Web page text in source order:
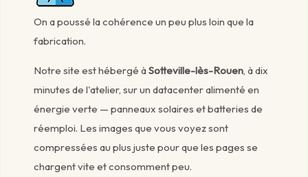
On a poussé la cohérence un peu plus loin que la
fabrication.
Notre site est hébergé àSotteville-lès-Rouen, à dix
minutes de l'atelier, sur un datacenter alimenté en
énergie verte — panneaux solaires et batteries de
réemploi. Les images que vous voyez sont
compressées au plus juste pour que les pages se
chargent vite et consomment peu.